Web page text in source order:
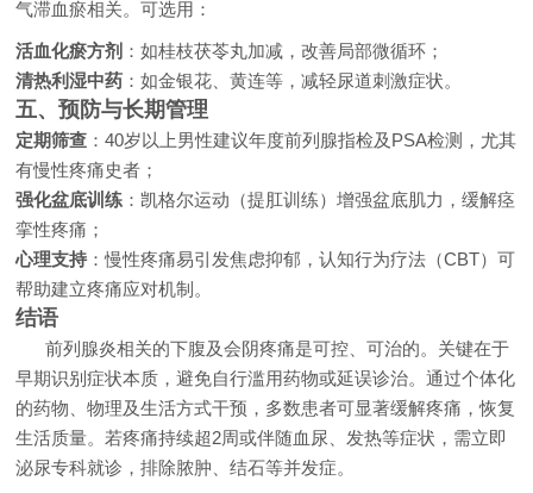
气滞血瘀相关。可选用：
活血化瘀方剂 ：如桂枝茯苓丸加减，改善局部微循环；
清热利湿中药：如金银花、黄连等，减轻尿道刺激症状。
五、预防与长期管理
定期筛查：40岁以上男性建议年度前列腺指检及PSA检测，尤其
有慢性疼痛史者；
强化盆底训练：凯格尔运动（提肛训练）增强盆底肌力，缓解痉
挛性疼痛；
心理支持：慢性疼痛易引发焦虑抑郁，认知行为疗法（CBT）可
帮助建立疼痛应对机制。
结语
前列腺炎相关的下腹及会阴疼痛是可控、可治的。关键在于
早期识别症状本质，避免自行滥用药物或延误诊治。通过个体化
的药物、物理及生活方式干预，多数患者可显著缓解疼痛，恢复
生活质量。若疼痛持续超2周或伴随血尿、发热等症状，需立即
泌尿专科就诊，排除脓肿、结石等并发症。